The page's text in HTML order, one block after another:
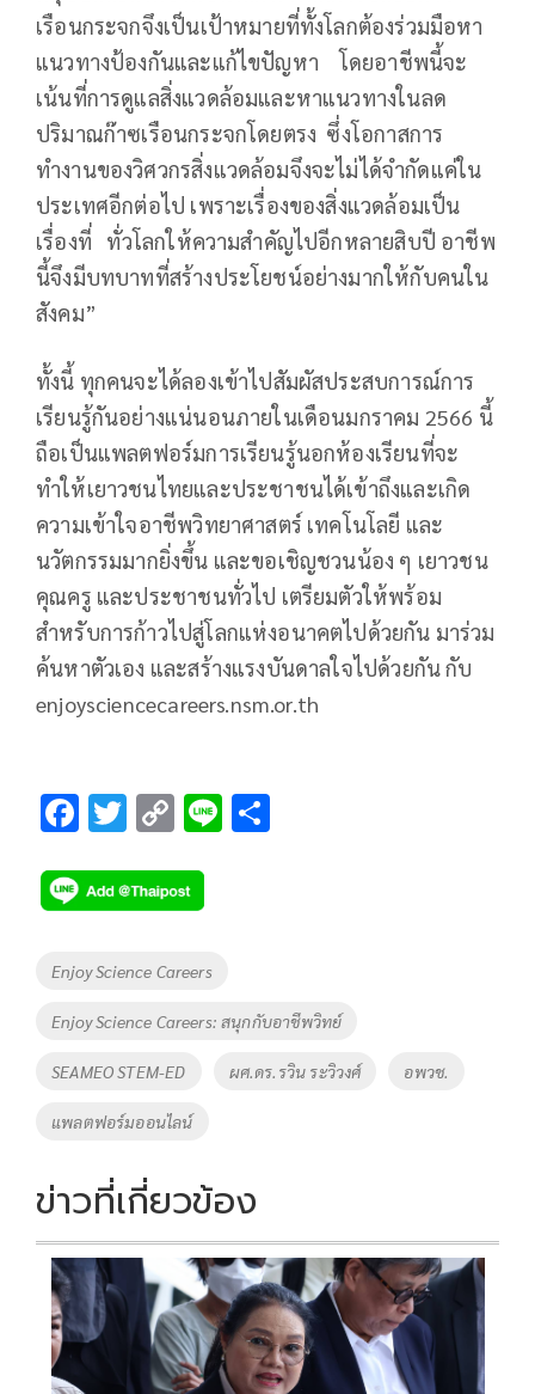
เรือนกระจกจึงเป็นเป้าหมายที่ทั้งโลกต้องร่วมมือหา
แนวทางป้องกันและแก้ไขปัญหา โดยอาชีพนี้จะ
เน้นที่การดูแลสิ่งแวดล้อมและหาแนวทางในลด
ปริมาณก๊าซเรือนกระจกโดยตรง ซึ่งโอกาสการ
ทำงานของวิศวกรสิ่งแวดล้อมจึงจะไม่ได้จำกัดแค่ใน
ประเทศอีกต่อไป เพราะเรื่องของสิ่งแวดล้อมเป็น
เรื่องที่ ทั่วโลกให้ความสำคัญไปอีกหลายสิบปี อาชีพ
นี้จึงมีบทบาทที่สร้างประโยชน์อย่างมากให้กับคนใน
สังคม”
ทั้งนี้ ทุกคนจะได้ลองเข้าไปสัมผัสประสบการณ์การ
เรียนรู้กันอย่างแน่นอนภายในเดือนมกราคม 2566 นี้
ถือเป็นแพลตฟอร์มการเรียนรู้นอกห้องเรียนที่จะ
ทำให้เยาวชนไทยและประชาชนได้เข้าถึงและเกิด
ความเข้าใจอาชีพวิทยาศาสตร์ เทคโนโลยี และ
นวัตกรรมมากยิ่งขึ้น และขอเชิญชวนน้อง ๆ เยาวชน
คุณครู และประชาชนทั่วไป เตรียมตัวให้พร้อม
สำหรับการก้าวไปสู่โลกแห่งอนาคตไปด้วยกัน มาร่วม
ค้นหาตัวเอง และสร้างแรงบันดาลใจไปด้วยกัน กับ
enjoysciencecareers.nsm.or.th
F
e
b
o
o
k
T
tt
er
C
p
y
Li
k
Li
Tags
Enjoy Science Careers
Enjoy Science Careers: สนุกกับอาชีพวิทย์
SEAMEO STEM-ED ผศ.ดร.รวิน ระวิวงศ์ อพวช.
แพลตฟอร์มออนไลน์
ข่าวที่เกี่ยวข้อง